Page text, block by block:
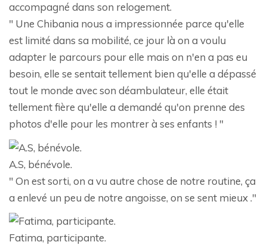
accompagné dans son relogement.
" Une Chibania nous a impressionnée parce qu'elle
est limité dans sa mobilité, ce jour là on a voulu
adapter le parcours pour elle mais on n'en a pas eu
besoin, elle se sentait tellement bien qu'elle a dépassé
tout le monde avec son déambulateur, elle était
tellement fière qu'elle a demandé qu'on prenne des
photos d'elle pour les montrer à ses enfants ! "
A.S, bénévole.
" On est sorti, on a vu autre chose de notre routine, ça
a enlevé un peu de notre angoisse, on se sent mieux ."
Fatima, participante.